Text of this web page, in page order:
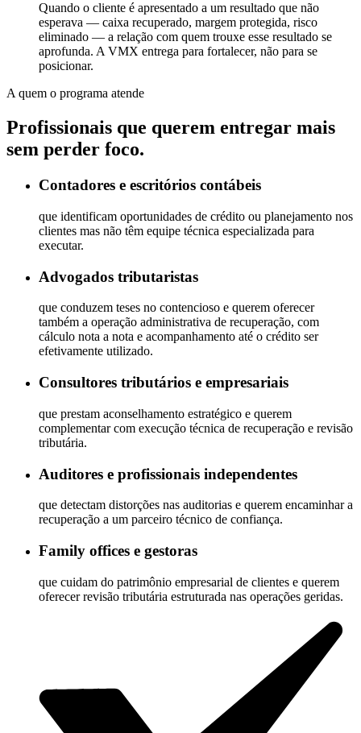
Quando o cliente é apresentado a um resultado que não
esperava — caixa recuperado, margem protegida, risco
eliminado — a relação com quem trouxe esse resultado se
aprofunda. A VMX entrega para fortalecer, não para se
posicionar.
A quem o programa atende
Profissionais que querem entregar mais
sem perder foco.
Contadores e escritórios contábeis
que identificam oportunidades de crédito ou planejamento nos
clientes mas não têm equipe técnica especializada para
executar.
Advogados tributaristas
que conduzem teses no contencioso e querem oferecer
também a operação administrativa de recuperação, com
cálculo nota a nota e acompanhamento até o crédito ser
efetivamente utilizado.
Consultores tributários e empresariais
que prestam aconselhamento estratégico e querem
complementar com execução técnica de recuperação e revisão
tributária.
Auditores e profissionais independentes
que detectam distorções nas auditorias e querem encaminhar a
recuperação a um parceiro técnico de confiança.
Family offices e gestoras
que cuidam do patrimônio empresarial de clientes e querem
oferecer revisão tributária estruturada nas operações geridas.